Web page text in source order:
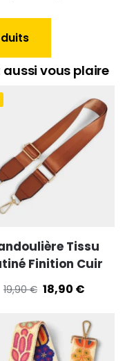
vous plaire
Tissu
Finition Cuir
19,90€ 18,90 €